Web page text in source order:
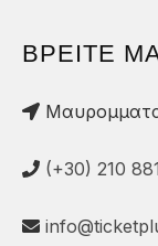
ΒΡΕΙΤΕ
(+30) 210